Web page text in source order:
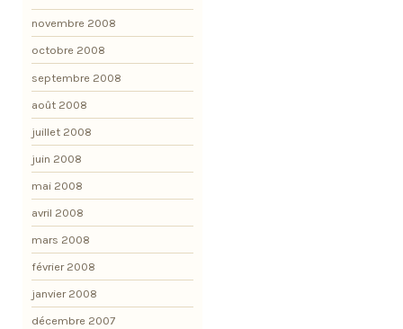
novembre 2008
octobre 2008
septembre 2008
août 2008
juillet 2008
juin 2008
mai 2008
avril 2008
mars 2008
février 2008
janvier 2008
décembre 2007